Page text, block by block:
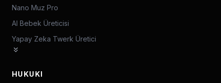
Nano Muz Pro
AI Bebek Üreticisi
Yapay Zeka Twerk Üretici
HUKUKI